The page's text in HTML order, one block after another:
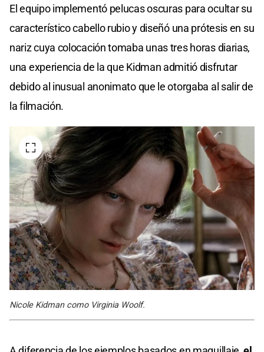
El equipo implementó pelucas oscuras para ocultar su
característico cabello rubio y diseñó una prótesis en su
nariz cuya colocación tomaba unas tres horas diarias,
una experiencia de la que Kidman admitió disfrutar
debido al inusual anonimato que le otorgaba al salir de
la filmación.
Nicole Kidman como Virginia Woolf.